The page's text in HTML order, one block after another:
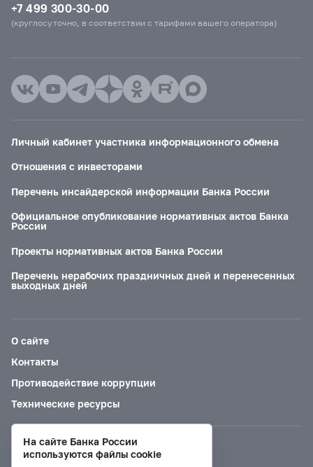
+7 499 300-30-00
(круглосуточно, в соответствии с тарифами вашего оператора)
Личный кабинет участника информационного обмена
Отношения с инвесторами
Перечень инсайдерской информации Банка России
Официальное опубликование нормативных актов Банка
России
Проекты нормативных актов Банка России
Перечень нерабочих праздничных дней и перенесенных
выходных дней
О сайте
Контакты
Противодействие коррупции
Технические ресурсы
Версия для слабовидящих
На сайте Банка России
используются файлы cookie